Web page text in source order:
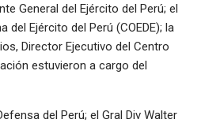
General del Ejército del Perú; el
Ejército del Perú (COEDE); la
Director Ejecutivo del Centro
estuvieron a cargo del
del Perú; el Gral Div Walter